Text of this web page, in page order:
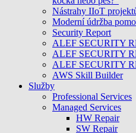
Nástrahy IIoT
Moderní údržba
Security Report
ALEF SECURITY
ALEF SECURITY
ALEF SECURITY
AWS Skill Builder
Služby
Professional Services
Managed Services
HW Repair
SW Repair